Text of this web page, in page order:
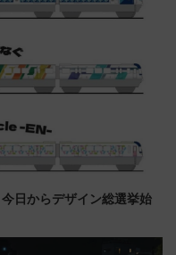
日からデザイン総選挙始